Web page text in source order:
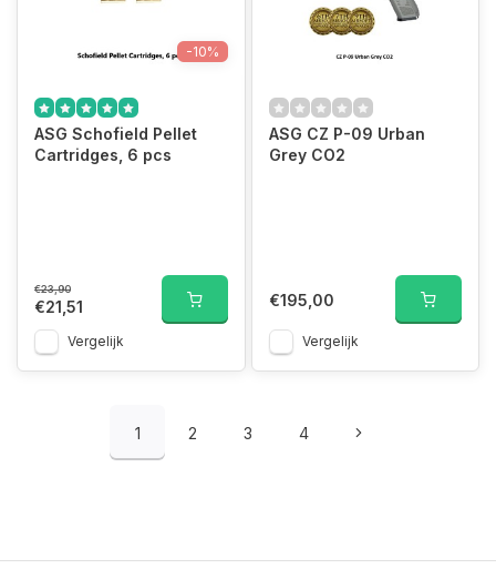
-10%
ASG Schofield Pellet
Cartridges, 6 pcs
€23,90
€21,51
Vergelijk
ASG CZ P-09 Urban
Grey CO2
€195,00
Vergelijk
1 2 3 4